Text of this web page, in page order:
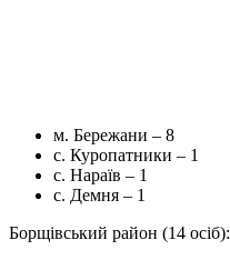
м. Бережани – 8
с. Куропатники – 1
с. Нараїв – 1
с. Демня – 1
Борщівський район (14 осіб):